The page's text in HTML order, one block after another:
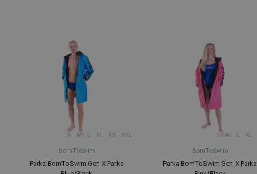
S M L XL XS XXL
BornToSwim
Parka BornToSwim Gen-X Parka
S M L XL
BornToSwim
Parka BornToSwim Gen-X Parka